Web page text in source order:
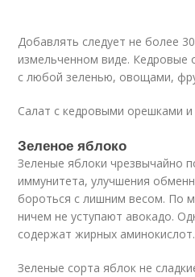
Добавлять следует не более
измельченном виде. Кедровые
с любой зеленью, овощами,
Салат с кедровыми орешками и
Зеленое яблоко
Зеленые яблоки чрезвычайно
иммунитета, улучшения
бороться с лишним весом. По
ничем не уступают авокадо.
содержат жирных аминокислот.
Зеленые сорта яблок не